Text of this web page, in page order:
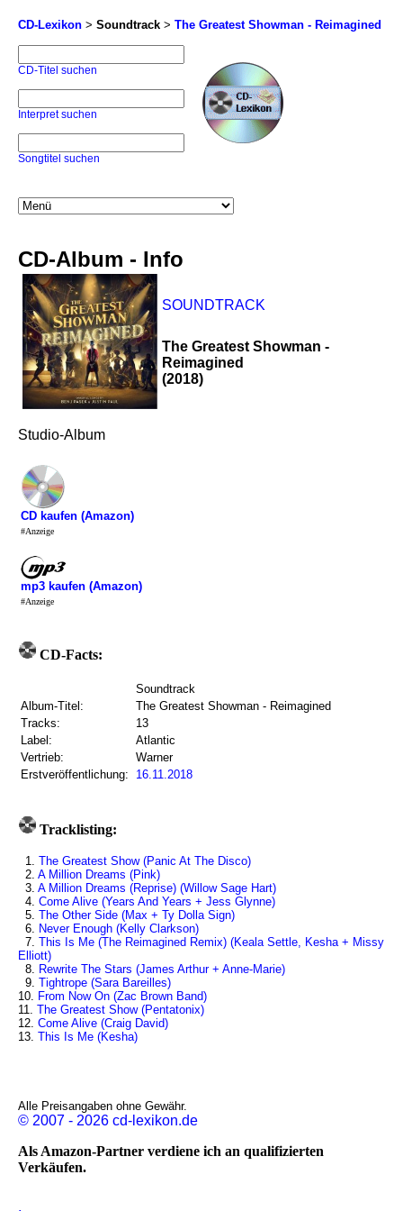
CD-Lexikon > Soundtrack > The Greatest Showman - Reimagined
CD-Titel suchen
Interpret suchen
Songtitel suchen
CD-Album - Info
SOUNDTRACK
The Greatest Showman -
Reimagined
(2018)
Studio-Album
CD kaufen (Amazon)
#Anzeige
mp3 kaufen (Amazon)
#Anzeige
CD-Facts:
Soundtrack
Album-Titel:
The Greatest Showman - Reimagined
Tracks:
13
Label:
Atlantic
Vertrieb:
Warner
Erstveröffentlichung:
16.11.2018
Tracklisting:
1. The Greatest Show (Panic At The Disco)
2. A Million Dreams (Pink)
3. A Million Dreams (Reprise) (Willow Sage Hart)
4. Come Alive (Years And Years + Jess Glynne)
5. The Other Side (Max + Ty Dolla Sign)
6. Never Enough (Kelly Clarkson)
7. This Is Me (The Reimagined Remix) (Keala Settle, Kesha + Missy
Elliott)
8. Rewrite The Stars (James Arthur + Anne-Marie)
9. Tightrope (Sara Bareilles)
10. From Now On (Zac Brown Band)
11. The Greatest Show (Pentatonix)
12. Come Alive (Craig David)
13. This Is Me (Kesha)
Alle Preisangaben ohne Gewähr.
© 2007 - 2026 cd-lexikon.de
Als Amazon-Partner verdiene ich an qualifizierten
Verkäufen.